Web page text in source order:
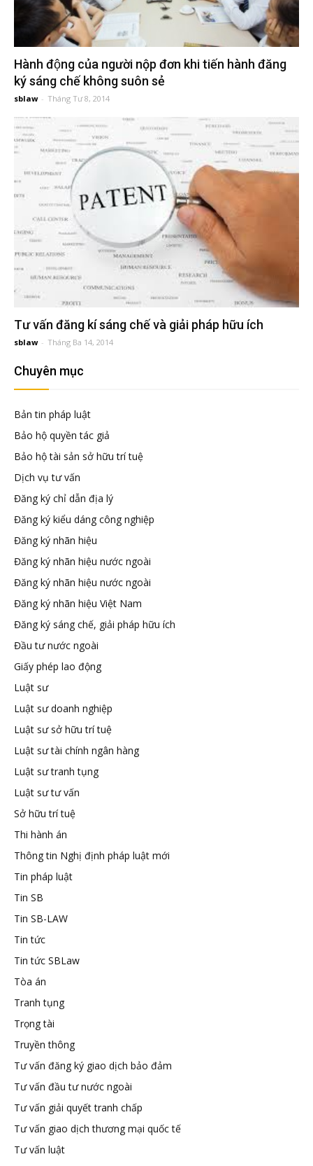
Hành động của người nộp đơn khi tiến hành đăng
ký sáng chế không suôn sẻ
sblaw - Tháng Tư 8, 2014
Tư vấn đăng kí sáng chế và giải pháp hữu ích
sblaw - Tháng Ba 14, 2014
Chuyên mục
Bản tin pháp luật
Bảo hộ quyền tác giả
Bảo hộ tài sản sở hữu trí tuệ
Dịch vụ tư vấn
Đăng ký chỉ dẫn địa lý
Đăng ký kiểu dáng công nghiệp
Đăng ký nhãn hiệu
Đăng ký nhãn hiệu nước ngoài
Đăng ký nhãn hiệu nước ngoài
Đăng ký nhãn hiệu Việt Nam
Đăng ký sáng chế, giải pháp hữu ích
Đầu tư nước ngoài
Giấy phép lao động
Luật sư
Luật sư doanh nghiệp
Luật sư sở hữu trí tuệ
Luật sư tài chính ngân hàng
Luật sư tranh tụng
Luật sư tư vấn
Sở hữu trí tuệ
Thi hành án
Thông tin Nghị định pháp luật mới
Tin pháp luật
Tin SB
Tin SB-LAW
Tin tức
Tin tức SBLaw
Tòa án
Tranh tụng
Trọng tài
Truyền thông
Tư vấn đăng ký giao dịch bảo đảm
Tư vấn đầu tư nước ngoài
Tư vấn giải quyết tranh chấp
Tư vấn giao dịch thương mại quốc tế
Tư vấn luật